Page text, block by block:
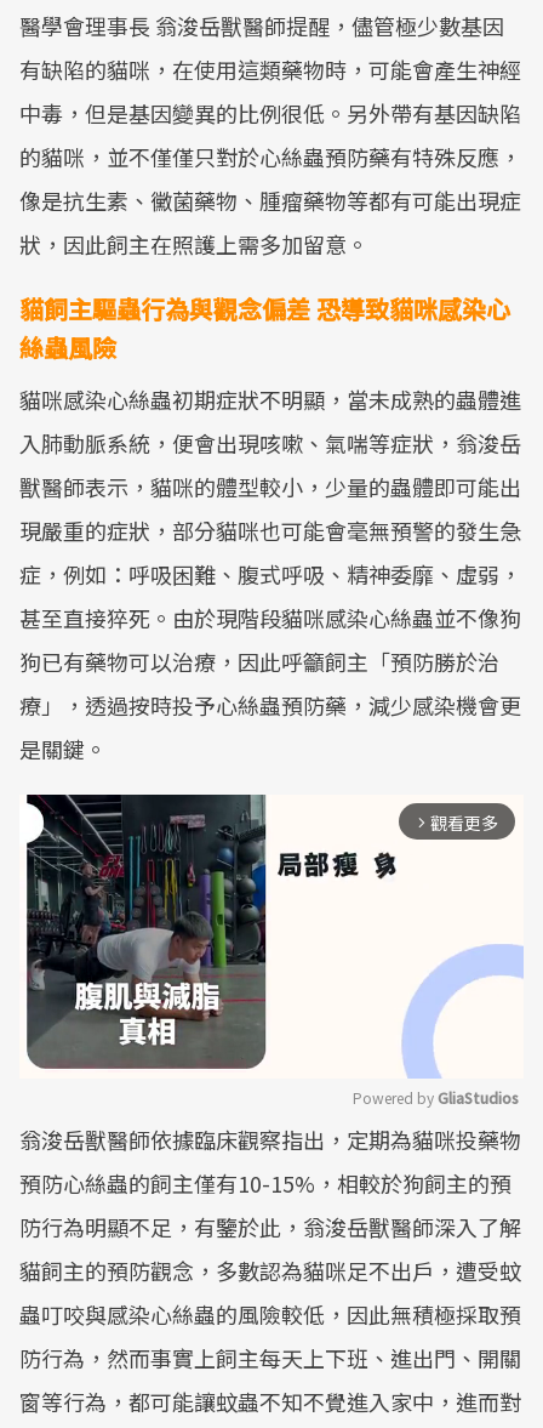
醫學會理事長 翁浚岳獸醫師提醒，儘管極少數基因
有缺陷的貓咪，在使用這類藥物時，可能會產生神經
中毒，但是基因變異的比例很低。另外帶有基因缺陷
的貓咪，並不僅僅只對於心絲蟲預防藥有特殊反應，
像是抗生素、黴菌藥物、腫瘤藥物等都有可能出現症
狀，因此飼主在照護上需多加留意。
貓飼主驅蟲行為與觀念偏差 恐導致貓咪感染心
絲蟲風險
貓咪感染心絲蟲初期症狀不明顯，當未成熟的蟲體進
入肺動脈系統，便會出現咳嗽、氣喘等症狀，翁浚岳
獸醫師表示，貓咪的體型較小，少量的蟲體即可能出
現嚴重的症狀，部分貓咪也可能會毫無預警的發生急
症，例如：呼吸困難、腹式呼吸、精神委靡、虛弱，
甚至直接猝死。由於現階段貓咪感染心絲蟲並不像狗
狗已有藥物可以治療，因此呼籲飼主「預防勝於治
療」，透過按時投予心絲蟲預防藥，減少感染機會更
是關鍵。
arrow_forward_ios 觀看更多
Mute
Powered by GliaStudios
翁浚岳獸醫師依據臨床觀察指出，定期為貓咪投藥物
預防心絲蟲的飼主僅有10-15%，相較於狗飼主的預
防行為明顯不足，有鑒於此，翁浚岳獸醫師深入了解
貓飼主的預防觀念，多數認為貓咪足不出戶，遭受蚊
蟲叮咬與感染心絲蟲的風險較低，因此無積極採取預
防行為，然而事實上飼主每天上下班、進出門、開關
窗等行為，都可能讓蚊蟲不知不覺進入家中，進而對